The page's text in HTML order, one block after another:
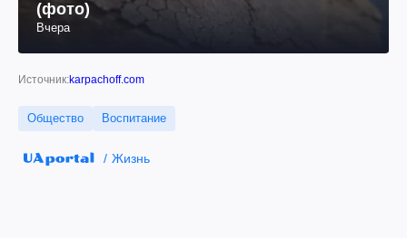
(фото)
Вчера
Источник:karpachoff.com
Общество Воспитание
Жизнь